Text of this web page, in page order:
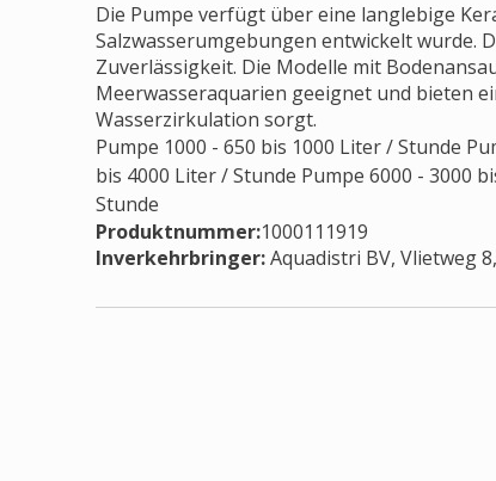
Die Pumpe verfügt über eine langlebige
Salzwasserumgebungen entwickelt wurde.
Zuverlässigkeit. Die Modelle mit
Meerwasseraquarien geeignet und bieten
Wasserzirkulation sorgt.
Pumpe 1000 - 650 bis 1000 Liter / Stunde
bis 4000 Liter / Stunde Pumpe 6000 - 3000
Stunde
Produktnummer:1000111919
Inverkehrbringer:Aquadistri BV, Vlietweg